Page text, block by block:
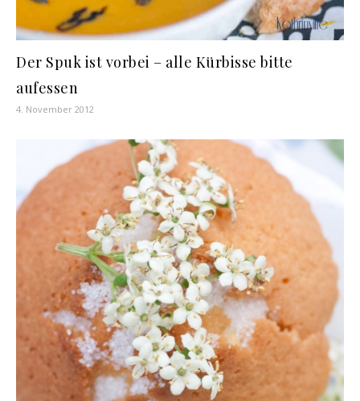
Der Spuk ist vorbei – alle Kürbisse bitte
aufessen
4. November 2012